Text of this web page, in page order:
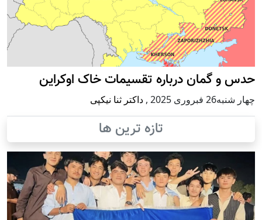
حدس و گمان درباره تقسیمات خاک اوکراین
چهار شنبه26 فبروری 2025 , داکتر ثنا نیکپی
تازه ترین ها